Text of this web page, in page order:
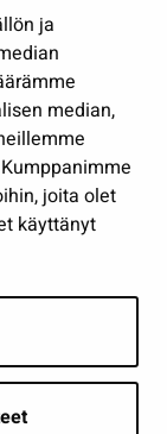
ja
median,
joita olet
käyttänyt